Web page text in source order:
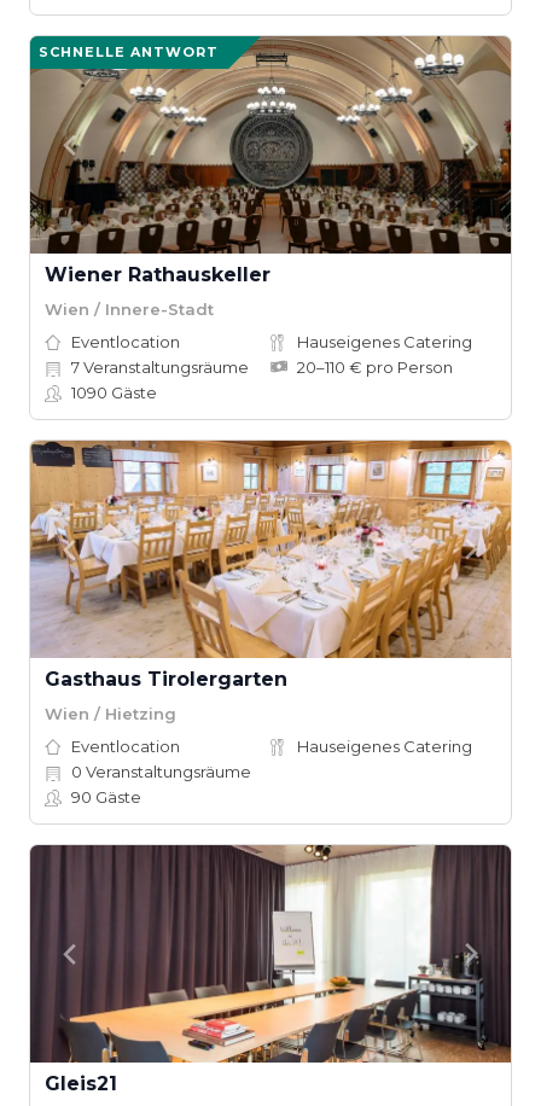
SCHNELLE ANTWORT
Wiener Rathauskeller
Wien / Innere-Stadt
Eventlocation
Hauseigenes Catering
7Veranstaltungsräume
20–110 € pro Person
1090 Gäste
Gasthaus Tirolergarten
Wien / Hietzing
Eventlocation
Hauseigenes Catering
0 Veranstaltungsräume
90 Gäste
Gleis21